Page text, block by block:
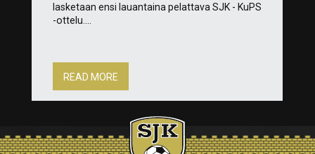
lasketaan ensi lauantaina pelattava SJK - KuPS
-ottelu....
READ MORE